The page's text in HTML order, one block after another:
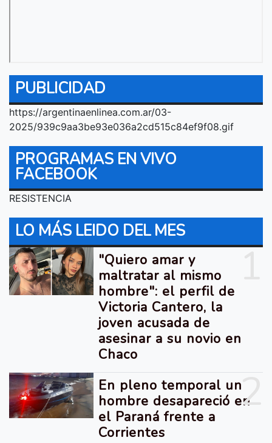
PUBLICIDAD
https://argentinaenlinea.com.ar/03-
2025/939c9aa3be93e036a2cd515c84ef9f08.gif
PROGRAMAS EN VIVO
FACEBOOK
RESISTENCIA
LO MÁS LEIDO DEL MES
"Quiero amar y
maltratar al mismo
hombre": el perfil de
Victoria Cantero, la
joven acusada de
asesinar a su novio en
Chaco
2
En pleno temporal un
hombre desapareció en
el Paraná frente a
Corrientes